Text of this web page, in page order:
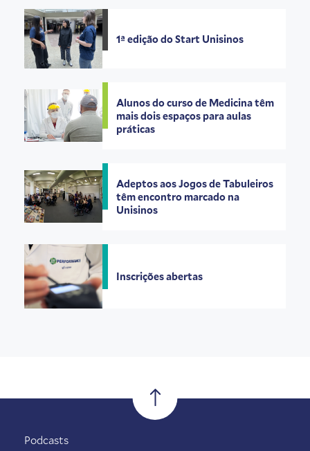
1ª edição do Start Unisinos
Alunos do curso de Medicina têm
mais dois espaços para aulas
práticas
Adeptos aos Jogos de Tabuleiros
têm encontro marcado na
Unisinos
Inscrições abertas
Podcasts